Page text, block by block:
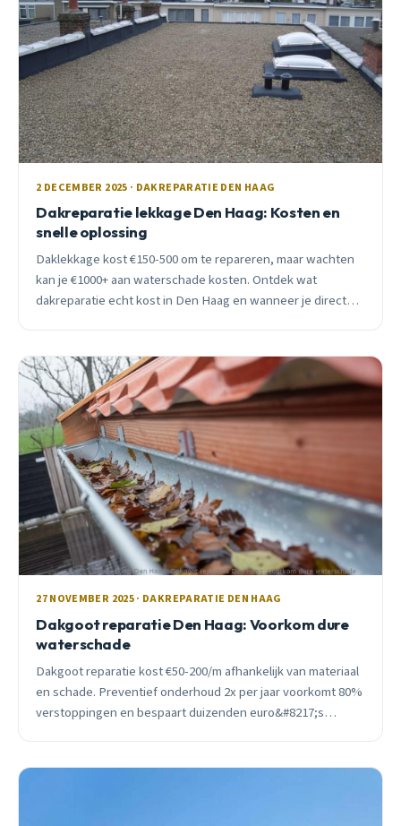
2 DECEMBER 2025 · DAKREPARATIE DEN HAAG
Dakreparatie lekkage Den Haag: Kosten en
snelle oplossing
Daklekkage kost €150-500 om te repareren, maar wachten
kan je €1000+ aan waterschade kosten. Ontdek wat
dakreparatie echt kost in Den Haag en wanneer je direct
27 NOVEMBER 2025 · DAKREPARATIE DEN HAAG
Dakgoot reparatie Den Haag: Voorkom dure
waterschade
Dakgoot reparatie kost €50-200/m afhankelijk van materiaal
en schade. Preventief onderhoud 2x per jaar voorkomt 80%
verstoppingen en bespaart duizenden euro&#8217;s